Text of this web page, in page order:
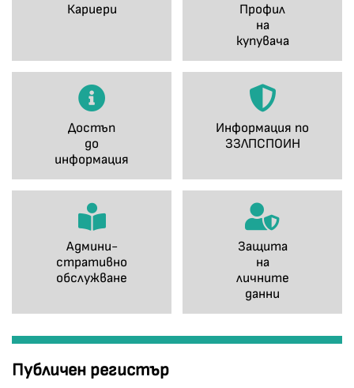
Кариери
Профил
на
купувача
Достъп
до
информация
Информация по
ЗЗЛПСПОИН
Админи-
стративно
обслужване
Защита
на
личните
данни
Публичен регистър